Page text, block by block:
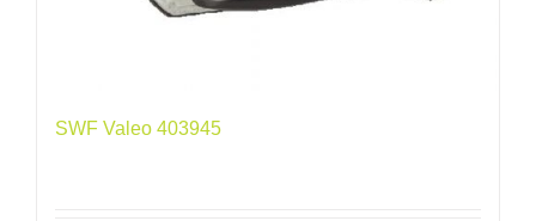
SWF Valeo 403945